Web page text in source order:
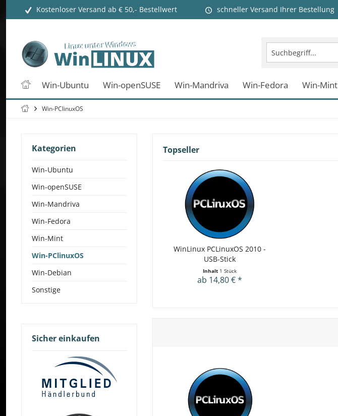
Kostenloser Versand ab € 50,- Bestellwert schneller Versand Ihrer Bestellung
Win-Ubuntu Win-openSUSE Win-Mandriva Win-Fedora Win-Mint
Win-PClinuxOS
Kategorien
Win-Ubuntu
Win-openSUSE
Win-Mandriva
Win-Fedora
Win-Mint
Win-PClinuxOS
Win-Debian
Sonstige
Sicher einkaufen
Topseller
WinLinux PCLinuxOS 2010 -
USB-Stick
Inhalt 1 Stück
ab 14,80 € *